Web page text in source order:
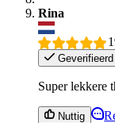
Rina
Geverifieerd
Super lekkere
Nuttig